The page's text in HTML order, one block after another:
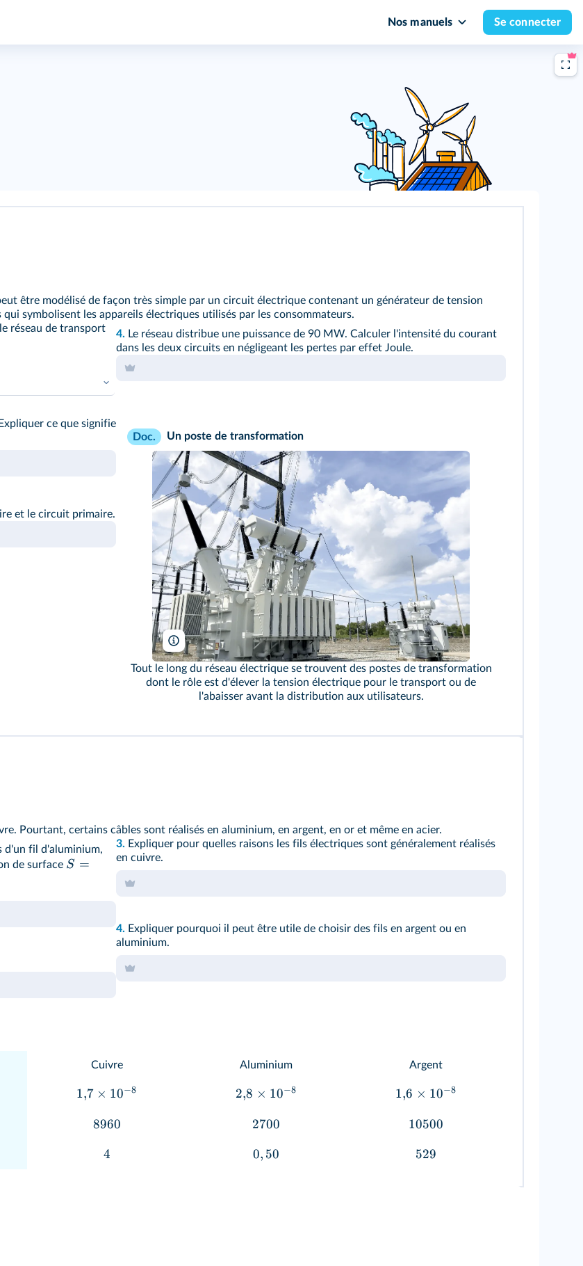
Nos manuels Se connecter
être modélisé de façon très simple par un circuit électrique contenant un générateur de tension
symbolisent les appareils électriques utilisés par les consommateurs.
réseau de transport
ce que signifie
et le circuit primaire.
4. Le réseau distribue une puissance de 90 MW. Calculer l'intensité du courant
dans les deux circuits en négligeant les pertes par effet Joule.
Doc. Un poste de transformation
K.Pranot/Shutterstock
Tout le long du réseau électrique se trouvent des postes de transformation
dont le rôle est d'élever la tension électrique pour le transport ou de
l'abaisser avant la distribution aux utilisateurs.
Pourtant, certains câbles sont réalisés en aluminium, en argent, en or et même en acier.
d'un fil d'aluminium,
de surface S =
3. Expliquer pour quelles raisons les fils électriques sont généralement réalisés
en cuivre.
4. Expliquer pourquoi il peut être utile de choisir des fils en argent ou en
aluminium.
Cuivre Aluminium Argent
1,7 × 10−8 2,8 × 10−8 1,6 × 10−8
8960 2700 10500
4 0, 50 529